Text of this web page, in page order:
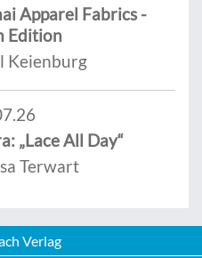
Apparel Fabrics -
Edition
Keienburg
„Lace All Day“
Terwart
Verlag